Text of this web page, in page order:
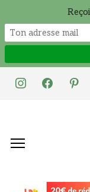
instagramfacebook